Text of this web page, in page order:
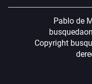
Pablo de
Copyright